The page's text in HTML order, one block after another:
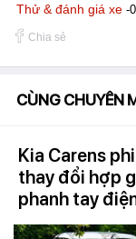
Thử & đánh giá xe -
Chia sẻ
CÙNG CHUYÊN
Kia Carens
thay đổi hợp
phanh tay